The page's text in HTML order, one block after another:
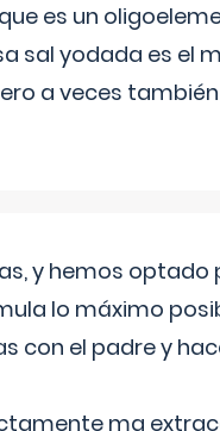
es un
sal yodada es el
a veces
y hemos
lo máximo
el padre y
ma